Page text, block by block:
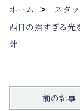
ホーム
スタ
西日の強すぎる光
計
前の記事